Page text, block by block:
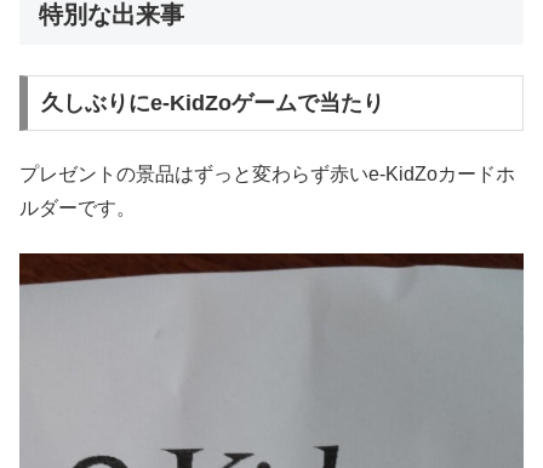
特別な出来事
久しぶりにe-KidZoゲームで当たり
プレゼントの景品はずっと変わらず赤いe-KidZoカードホ
ルダーです。